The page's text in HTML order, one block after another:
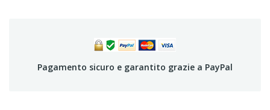
Pagamento sicuro e garantito grazie a PayPal